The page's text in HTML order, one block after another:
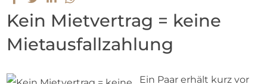
Kein Mietvertrag = keine
Mietausfallzahlung
Ein Paar erhält kurz vor